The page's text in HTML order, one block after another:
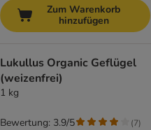
Zum Warenkorb
hinzufügen
Lukullus Organic Geflügel
(weizenfrei)
1 kg
Bewertung: 3.9/5 (7)